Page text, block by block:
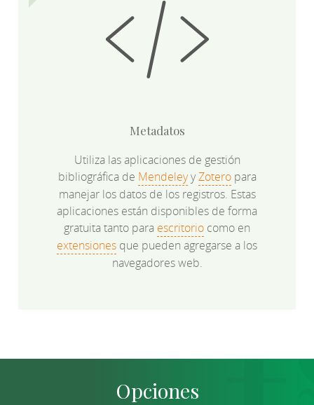
Metadatos
Utiliza las aplicaciones de gestión
bibliográfica de MendeleyyZoteropara
manejar los datos de los registros. Estas
aplicaciones están disponibles de forma
gratuita tanto para escritorio como en
extensiones que pueden agregarse a los
navegadores web.
Opciones